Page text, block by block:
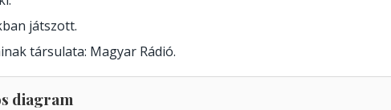
játszott.
társulata: Magyar Rádió.
diagram